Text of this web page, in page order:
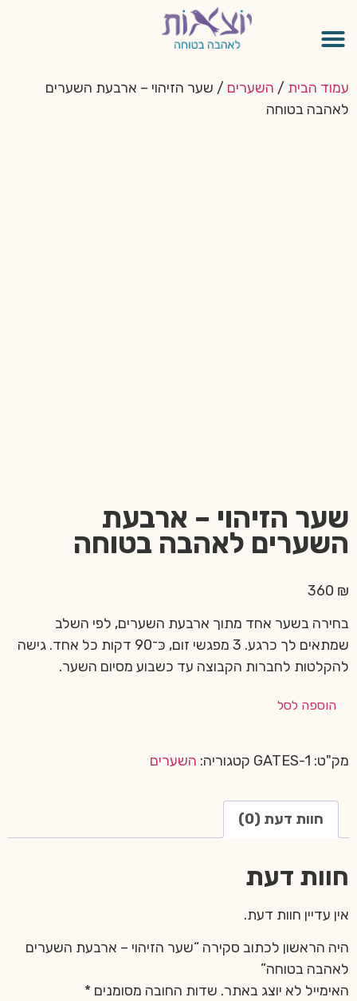
עמוד הבית / השערים / שער הזיהוי – ארבעת השערים
לאהבה בטוחה
שער הזיהוי – ארבעת
השערים לאהבה בטוחה
360 ₪
בחירה בשער אחד מתוך ארבעת השערים, לפי השלב
שמתאים לך כרגע. 3 מפגשי זום, כּ־90 דקות כל אחד. גישה
להקלטות לחברות הקבוצה עד כשבוע מסיום השער.
הוספה לסל
מק"ט: GATES-1 קטגוריה: השערים
חוות דעת (0)
חוות דעת
אין עדיין חוות דעת.
היה הראשון לכתוב סקירה “שער הזיהוי – ארבעת השערים
לאהבה בטוחה”
האימייל לא יוצג באתר. שדות החובה מסומנים *